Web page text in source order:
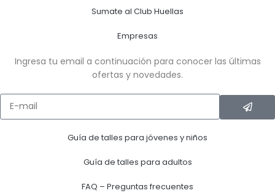
Sumate al Club Huellas
Empresas
Ingresa tu email a continuación para conocer las últimas
ofertas y novedades.
Guía de talles para jóvenes y niños
Guía de talles para adultos
FAQ – Preguntas frecuentes